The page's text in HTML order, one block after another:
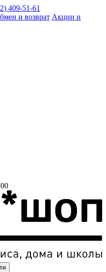
409-51-61
и возврат Акции и